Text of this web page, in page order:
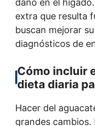
extra que resulta
buscan mejorar
diagnósticos de
Cómo incluir
dieta diaria
Hacer del
grandes